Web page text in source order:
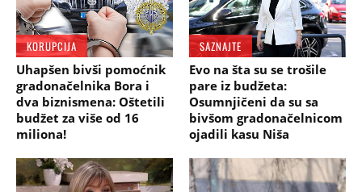
KORUPCIJA
Uhapšen bivši pomoćnik
gradonačelnika Bora i
dva biznismena: Oštetili
budžet za više od 16
miliona!
SAZNAJTE
Evo na šta su se trošile
pare iz budžeta:
Osumnjičeni da su sa
bivšom gradonačelnicom
ojadili kasu Niša